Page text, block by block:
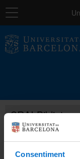
Consentiment
Navegación
CRAI Biblioteca
Portales e intranets
Portal de